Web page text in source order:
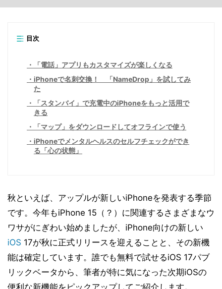
目次
「電話」アプリもカスタマイズが楽しくなる
iPhoneで名刺交換！ 「NameDrop」を試してみ
た
「スタンバイ」で充電中のiPhoneをもっと活用で
きる
「マップ」をダウンロードしてオフラインで使う
iPhoneでメンタルヘルスのセルフチェックができ
る「心の状態」
秋といえば、アップルが新しいiPhoneを発表する季節
です。今年もiPhone 15（？）に関連するさまざまなウ
ワサがにぎわい始めましたが、iPhone向けの新しい
iOS 17が秋に正式リリースを迎えることと、その新機
能は確定しています。誰でも無料で試せるiOS 17パブ
リックベータから、筆者が特に気になった次期iOSの
便利な新機能をピックアップしてご紹介します。